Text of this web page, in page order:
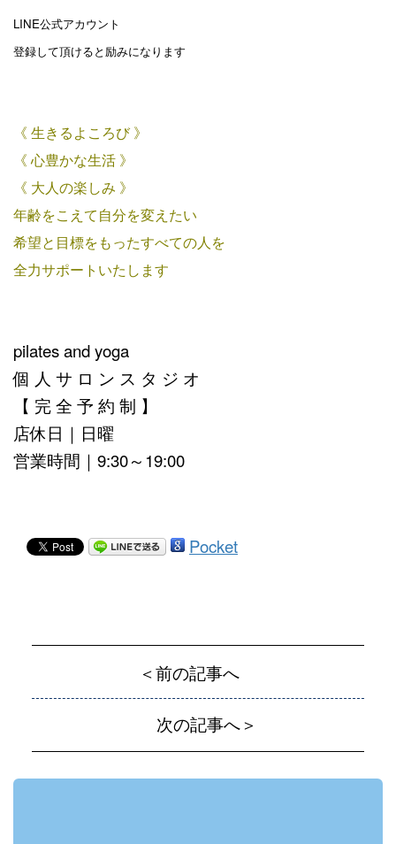
LINE公式アカウント
登録して頂けると励みになります
《 生きるよころび 》
《 心豊かな生活 》
《 大人の楽しみ 》
年齢をこえて自分を変えたい
希望と目標をもったすべての人を
全力サポートいたします
pilates and yoga
個 人 サ ロ ン ス タ ジ オ
【 完 全 予 約 制 】
店休日｜日曜
営業時間｜9:30～19:00
Pocket
＜前の記事へ
次の記事へ＞